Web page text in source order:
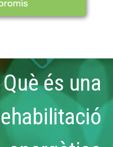
Què és una